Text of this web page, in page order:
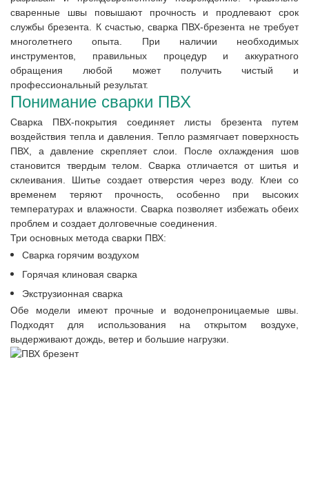
сваренные швы повышают прочность и продлевают срок
службы брезента. К счастью, сварка ПВХ-брезента не требует
многолетнего опыта. При наличии необходимых
инструментов, правильных процедур и аккуратного
обращения любой может получить чистый и
профессиональный результат.
Понимание сварки ПВХ
Сварка ПВХ-покрытия соединяет листы брезента путем
воздействия тепла и давления. Тепло размягчает поверхность
ПВХ, а давление скрепляет слои. После охлаждения шов
становится твердым телом. Сварка отличается от шитья и
склеивания. Шитье создает отверстия через воду. Клеи со
временем теряют прочность, особенно при высоких
температурах и влажности. Сварка позволяет избежать обеих
проблем и создает долговечные соединения.
Три основных метода сварки ПВХ:
Сварка горячим воздухом
Горячая клиновая сварка
Экструзионная сварка
Обе модели имеют прочные и водонепроницаемые швы.
Подходят для использования на открытом воздухе,
выдерживают дождь, ветер и большие нагрузки.